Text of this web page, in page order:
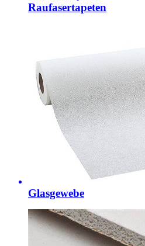
Raufasertapeten
Glasgewebe